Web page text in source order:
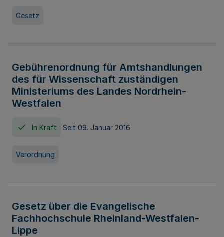
Gesetz
Gebührenordnung für Amtshandlungen
des für Wissenschaft zuständigen
Ministeriums des Landes Nordrhein-
Westfalen
In Kraft Seit 09. Januar 2016
Verordnung
Gesetz über die Evangelische
Fachhochschule Rheinland-Westfalen-
Lippe